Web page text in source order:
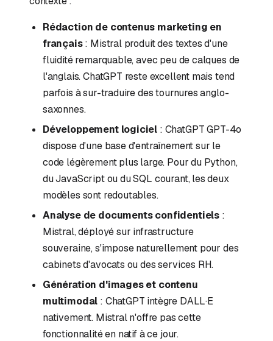
Rédaction de contenus marketing en
français: Mistral produit des textes d'une
fluidité remarquable, avec peu de calques de
l'anglais. ChatGPT reste excellent mais tend
parfois à sur-traduire des tournures anglo-
saxonnes.
Développement logiciel : ChatGPT GPT-4o
dispose d'une base d'entraînement sur le
code légèrement plus large. Pour du Python,
du JavaScript ou du SQL courant, les deux
modèles sont redoutables.
Analyse de documents confidentiels :
Mistral, déployé sur infrastructure
souveraine, s'impose naturellement pour des
cabinets d'avocats ou des services RH.
Génération d'images et contenu
multimodal : ChatGPT intègre DALL·E
nativement. Mistral n'offre pas cette
fonctionnalité en natif à ce jour.